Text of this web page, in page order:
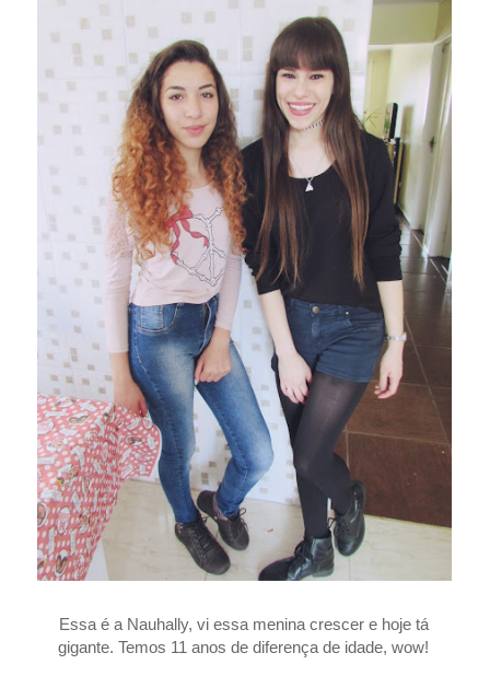
Essa é a Nauhally, vi essa menina crescer e hoje tá
gigante. Temos 11 anos de diferença de idade, wow!